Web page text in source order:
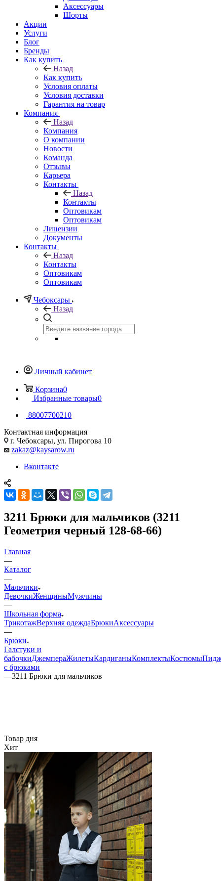
Аксессуары
Шорты
Акции
Услуги
Блог
Бренды
Как купить
Назад
Как купить
Условия оплаты
Условия доставки
Гарантия на товар
Компания
Назад
Компания
О компании
Новости
Команда
Отзывы
Карьера
Контакты
Назад
Контакты
Оптовикам
Оптовикам
Лицензии
Документы
Контакты
Назад
Контакты
Оптовикам
Оптовикам
Чебоксары
Назад
Личный кабинет
Корзина0
Избранные товары0
88007700210
Контактная информация
г. Чебоксары, ул. Пирогова 10
zakaz@kaysarow.ru
Вконтакте
3211 Брюки для мальчиков (3211
Геометрия черный 128-68-66)
Главная
—
Каталог
—
Мальчики
ДевочкиЖенщиныМужчины
—
Школьная форма
ТрикотажВерхняя одеждаБрюкиАксессуары
—
Брюки
Галстуки и
бабочкиДжемпераЖилетыКардиганыКомплектыКостюмы
с брюками
—3211 Брюки для мальчиков
Товар дня
Хит